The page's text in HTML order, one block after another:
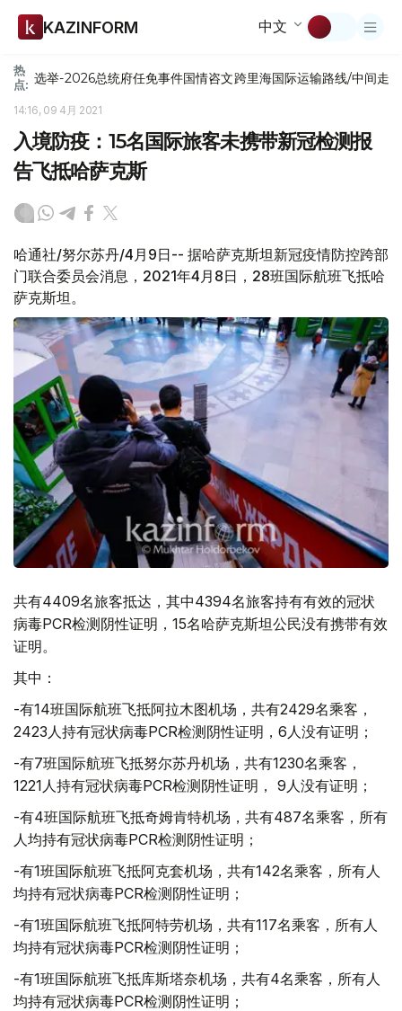
KAZINFORM 中文
热
点: 选举-2026总统府任免事件国情咨文跨里海国际运输路线/中间走廊
14:16, 09 4月 2021
入境防疫：15名国际旅客未携带新冠检测报
告飞抵哈萨克斯
哈通社/努尔苏丹/4月9日-- 据哈萨克斯坦新冠疫情防控跨部
门联合委员会消息，2021年4月8日，28班国际航班飞抵哈
萨克斯坦。
共有4409名旅客抵达，其中4394名旅客持有有效的冠状
病毒PCR检测阴性证明，15名哈萨克斯坦公民没有携带有效
证明。
其中：
-有14班国际航班飞抵阿拉木图机场，共有2429名乘客，
2423人持有冠状病毒PCR检测阴性证明，6人没有证明；
-有7班国际航班飞抵努尔苏丹机场，共有1230名乘客，
1221人持有冠状病毒PCR检测阴性证明， 9人没有证明；
-有4班国际航班飞抵奇姆肯特机场，共有487名乘客，所有
人均持有冠状病毒PCR检测阴性证明；
-有1班国际航班飞抵阿克套机场，共有142名乘客，所有人
均持有冠状病毒PCR检测阴性证明；
-有1班国际航班飞抵阿特劳机场，共有117名乘客，所有人
均持有冠状病毒PCR检测阴性证明；
-有1班国际航班飞抵库斯塔奈机场，共有4名乘客，所有人
均持有冠状病毒PCR检测阴性证明；